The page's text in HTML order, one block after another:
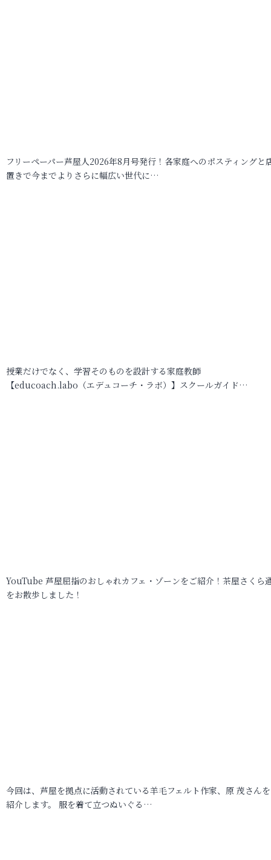
フリーペーパー芦屋人2026年8月号発行！各家庭へのポスティングと
置きで今までよりさらに幅広い世代に…
授業だけでなく、学習そのものを設計する家庭教師
【educoach.labo（エデュコーチ・ラボ）】スクールガイド…
YouTube 芦屋屈指のおしゃれカフェ・ゾーンをご紹介！茶屋さくら
をお散歩しました！
今回は、芦屋を拠点に活動されている羊毛フェルト作家、原 茂さん
紹介します。 服を着て立つぬいぐる…